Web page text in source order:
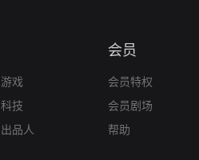
游戏
科技
出品人
会员
会员特权
会员剧场
帮助